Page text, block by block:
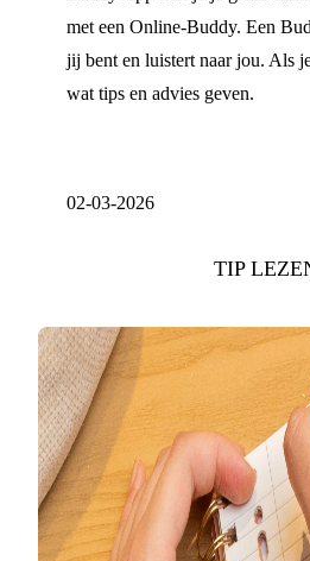
met een Online-Buddy. Een
jij bent en luistert naar jou. Als
wat tips en advies geven.
02-03-2026
TIP